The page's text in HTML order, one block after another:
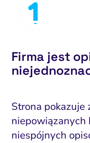
Firma jest
Strona pokazuje
niepowiązanych
niespójnych